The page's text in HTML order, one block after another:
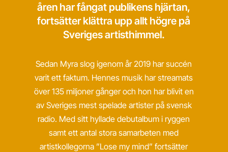
åren har fångat publikens hjärtan,
fortsätter klättra upp allt högre på
Sveriges artisthimmel.
Sedan Myra slog igenom år 2019 har succén
varit ett faktum. Hennes musik har streamats
över 135 miljoner gånger och hon har blivit en
av Sveriges mest spelade artister på svensk
radio. Med sitt hyllade debutalbum i ryggen
samt ett antal stora samarbeten med
artistkollegorna ”Lose my mind” fortsätter